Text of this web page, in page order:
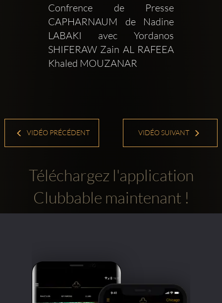
Confrence de Presse
CAPHARNAUM de Nadine
LABAKI avec Yordanos
SHIFERAW Zain AL RAFEEA
Khaled MOUZANAR
VIDÉO PRÉCÉDENT VIDÉO SUIVANT
Téléchargez l'application
Clubbable maintenant !